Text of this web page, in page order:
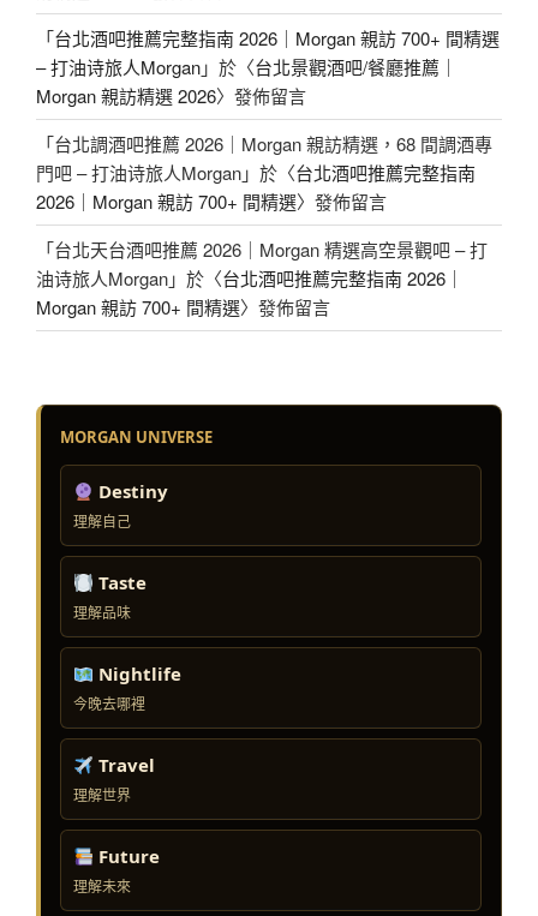
「台北酒吧推薦完整指南 2026｜Morgan 親訪 700+ 間精選
– 打油诗旅人Morgan」於〈台北景觀酒吧/餐廳推薦｜
Morgan 親訪精選 2026〉發佈留言
「台北調酒吧推薦 2026｜Morgan 親訪精選，68 間調酒專
門吧 – 打油诗旅人Morgan」於〈台北酒吧推薦完整指南
2026｜Morgan 親訪 700+ 間精選〉發佈留言
「台北天台酒吧推薦 2026｜Morgan 精選高空景觀吧 – 打
油诗旅人Morgan」於〈台北酒吧推薦完整指南 2026｜
Morgan 親訪 700+ 間精選〉發佈留言
MORGAN UNIVERSE
Destiny
理解自己
Taste
理解品味
Nightlife
今晚去哪裡
Travel
理解世界
Future
理解未來